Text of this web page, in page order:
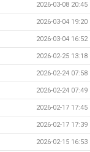
2026-03-08 20:45
2026-03-04 19:20
2026-03-04 16:52
2026-02-25 13:18
2026-02-24 07:58
2026-02-24 07:49
2026-02-17 17:45
2026-02-17 17:39
2026-02-15 16:53